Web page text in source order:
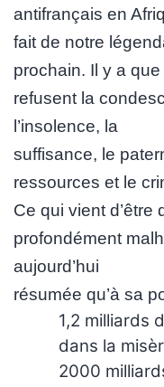
antifrançais en
fait de notre
prochain. Il y a
refusent la
l’insolence, la
suffisance, le
ressources et le
Ce qui vient d’être
profondément
aujourd’hui
résumée qu’à sa
1,2 milliards
dans la
2000